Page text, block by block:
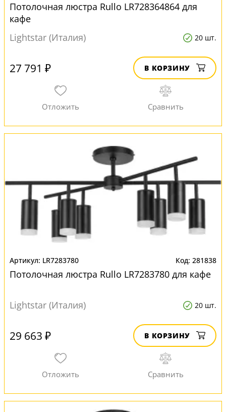
Потолочная люстра Rullo LR728364864 для
кафе
Lightstar (Италия)
20 шт.
27 791 ₽ В КОРЗИНУ
LR7283780 281838
Потолочная люстра Rullo LR7283780 для кафе
Lightstar (Италия) 20 шт.
29 663 ₽ В КОРЗИНУ